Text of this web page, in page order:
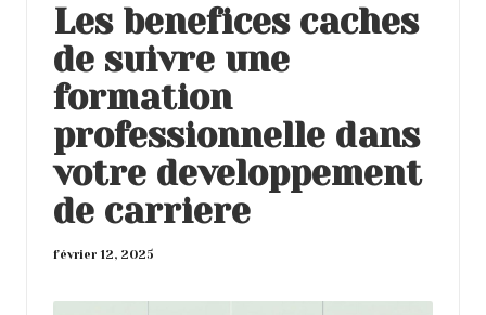
p
r
e
s
s
i
o
n
écrit
Les benefices caches
de suivre une
formation
professionnelle dans
votre developpement
de carriere
février 12, 2025